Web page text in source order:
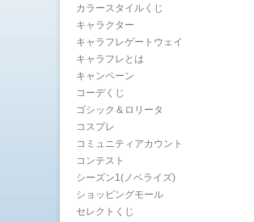
カラースタイルくじ
キャラクター
キャラフレゲートウェイ
キャラフレとは
キャンペーン
コーデくじ
ゴシック＆ロリータ
コスプレ
コミュニティアカウント
コンテスト
シーズン1(ノベライズ)
ショッピングモール
セレクトくじ